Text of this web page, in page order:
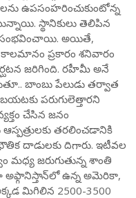
ఉపసంహరించుకుంటోన్న
స్థానికులు తెలిపిన
సంభవించాయి. అయితే,
కాలమానం ప్రకారం శనివారం
జరిగింది. రహీమీ అనే
బాంబు పేలుడు తర్వాత
పరుగులెత్తారని
చేసిన జనం
తరలించడానికి
దాడులకు దిగారు. ఇటీవల
మధ్య జరుగుతున్న శాంతి
ఉన్న అమెరికా,
మిగిలిన 2500-3500